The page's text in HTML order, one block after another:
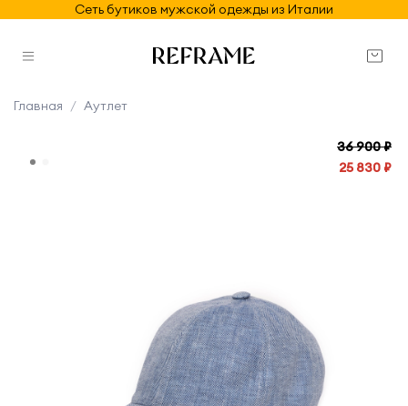
Сеть бутиков мужской одежды из Италии
Главная Аутлет
36 900 ₽
25 830 ₽